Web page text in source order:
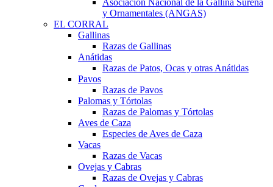
y Ornamentales (ANGAS)
EL CORRAL
Gallinas
Razas de Gallinas
Anátidas
Razas de Patos, Ocas y otras Anátidas
Pavos
Razas de Pavos
Palomas y Tórtolas
Razas de Palomas y Tórtolas
Aves de Caza
Especies de Aves de Caza
Vacas
Razas de Vacas
Ovejas y Cabras
Razas de Ovejas y Cabras